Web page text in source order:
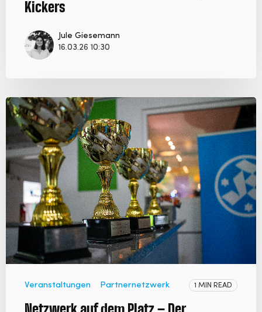
Kickers
Jule Giesemann
16.03.26 10:30
Veranstaltungen Partnernetzwerk 1 MIN READ